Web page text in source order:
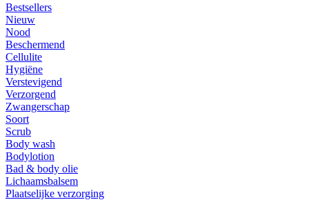
Bestsellers
Nieuw
Nood
Beschermend
Cellulite
Hygiëne
Verstevigend
Verzorgend
Zwangerschap
Soort
Scrub
Body wash
Bodylotion
Bad & body olie
Lichaamsbalsem
Plaatselijke verzorging